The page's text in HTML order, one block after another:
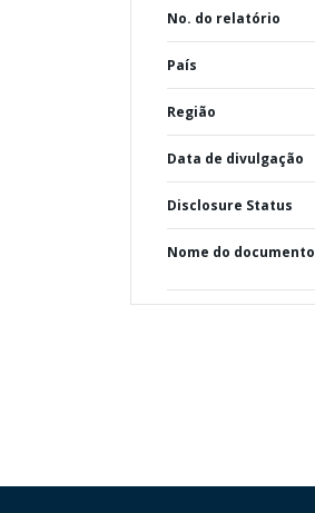
No. do relatório
País
Região
Data de divulgação
Disclosure Status
Nome do documento